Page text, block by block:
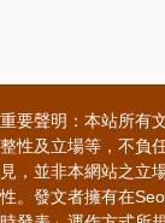
重要聲明：本站所有
整性及立場等，不負
見，並非本網站之立
性。發文者擁有在